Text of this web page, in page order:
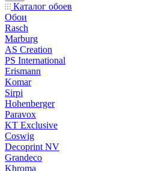
Каталог обоев
Обои
Rasch
Marburg
AS Creation
PS International
Erismann
Komar
Sirpi
Hohenberger
Paravox
KT Exclusive
Coswig
Decoprint NV
Grandeco
Khroma